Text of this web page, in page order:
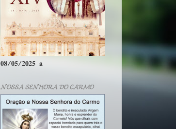
𝟎𝟖/𝟎𝟓/𝟐𝟎𝟐𝟓 𝐚
𝓝𝓞𝓢𝓢𝓐 𝓢𝓔𝓝𝓗𝓞𝓡𝓐 𝓓𝓞 𝓒𝓐𝓡𝓜𝓞